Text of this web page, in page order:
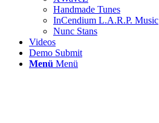
Handmade Tunes
InCendium L.A.R.P. Music
Nunc Stans
Videos
Demo Submit
Menü Menü